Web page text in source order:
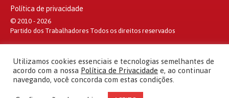
Política de privacidade
© 2010 - 2026
Partido dos Trabalhadores Todos os direitos reservados
Utilizamos cookies essenciais e tecnologias semelhantes de
acordo com a nossa Política de Privacidade e, ao continuar
navegando, você concorda com estas condições.